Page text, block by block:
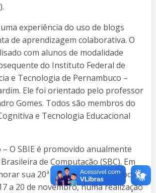
experiência do uso de blogs
de aprendizagem colaborativa. O
com alunos de modalidade
do Instituto Federal de
e Tecnologia de Pernambuco –
Ele foi orientado pelo professor
Gomes. Todos são membros do
e Tecnologia Educacional
O SBIE é promovido anualmente
de Computação (SBC). Em
sua 20ª edição em Florianópolis,
a 20 de novembro, numa realização